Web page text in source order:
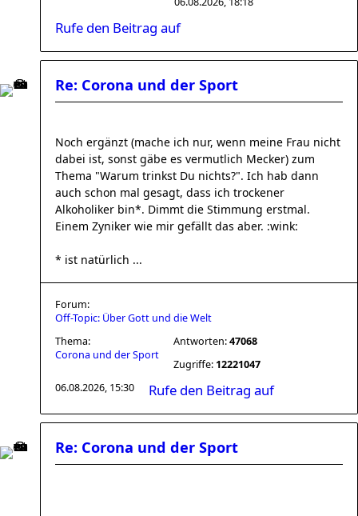
Rufe den Beitrag auf
Re: Corona und der Sport
Noch ergänzt (mache ich nur, wenn meine Frau nicht
dabei ist, sonst gäbe es vermutlich Mecker) zum
Thema "Warum trinkst Du nichts?". Ich hab dann
auch schon mal gesagt, dass ich trockener
Alkoholiker bin*. Dimmt die Stimmung erstmal.
Einem Zyniker wie mir gefällt das aber. :wink:
* ist natürlich ...
Forum:
Off-Topic: Über Gott und die Welt
Thema:
Corona und der Sport
Antworten:47068
Zugriffe: 12221047
06.08.2026, 15:30
Rufe den Beitrag auf
Re: Corona und der Sport